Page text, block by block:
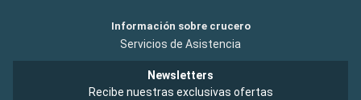
Información sobre crucero
Servicios de Asistencia
Newsletters
Recibe nuestras exclusivas ofertas